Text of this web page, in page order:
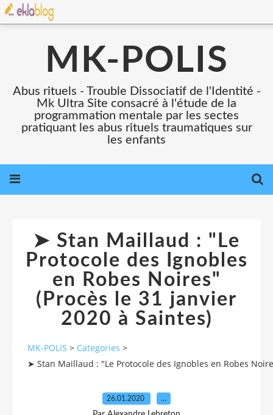
MK-POLIS
Abus rituels - Trouble Dissociatif de l'Identité -
Mk Ultra Site consacré à l'étude de la
programmation mentale par les sectes
pratiquant les abus rituels traumatiques sur
les enfants
➤ Stan Maillaud : "Le
Protocole des Ignobles
en Robes Noires"
(Procès le 31 janvier
2020 à Saintes)
MK-POLIS > Categories >
➤ Stan Maillaud : "Le Protocole des Ignobles en Robes
26.01.2020 …